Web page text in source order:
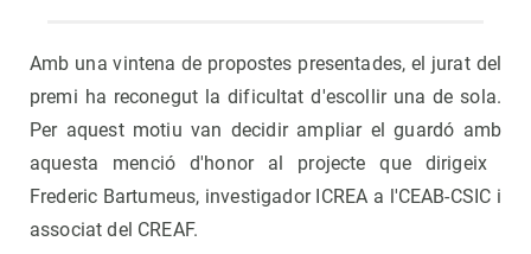
Amb una vintena de propostes presentades, el jurat del
premi ha reconegut la dificultat d'escollir una de sola.
Per aquest motiu van decidir ampliar el guardó amb
aquesta menció d'honor al projecte que dirigeix ​​
Frederic Bartumeus, investigador ICREA a l'CEAB-CSIC i
associat del CREAF.